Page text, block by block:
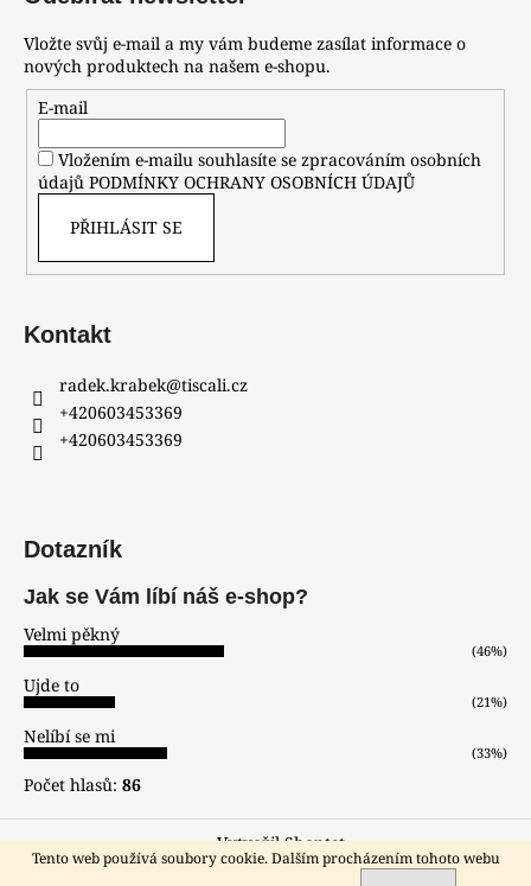
Tento web používá soubory cookie. Dalším procházením tohoto webu
Vložte svůj e-mail a my vám budeme zasílat informace o
nových produktech na našem e-shopu.
E-mail
Vložením e-mailu souhlasíte se zpracováním osobních
údajů PODMÍNKY OCHRANY OSOBNÍCH ÚDAJŮ
PŘIHLÁSIT SE
Kontakt
radek.krabek@tiscali.cz
+420603453369
+420603453369
Dotazník
Jak se Vám líbí náš e-shop?
Velmi pěkný
(46%)
Ujde to
(21%)
Nelíbí se mi
(33%)
Počet hlasů: 86
Vytvořil Shoptet